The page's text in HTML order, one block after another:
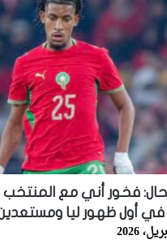
فخور أني مع
في أول ظهور ليا